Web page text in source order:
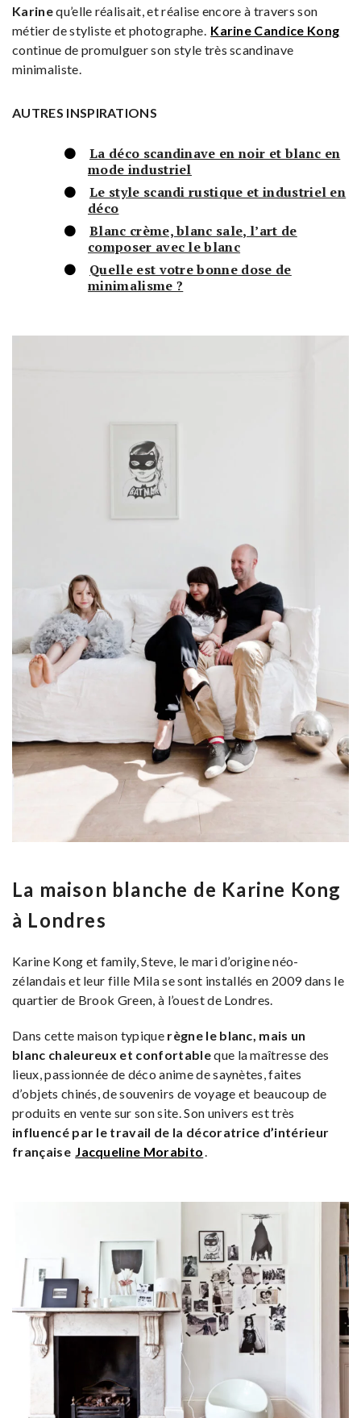
Karinequ’elle réalisait, et réalise encore à travers son
métier de styliste et photographe. Karine Candice Kong
continue de promulguer son style très scandinave
minimaliste.
AUTRES INSPIRATIONS
La déco scandinave en noir et blanc en
mode industriel
Le style scandi rustique et industriel en
déco
Blanc crème, blanc sale, l’art de
composer avec le blanc
Quelle est votre bonne dose de
minimalisme ?
La maison blanche de Karine Kong
à Londres
Karine Kong et family, Steve, le mari d’origine néo-
zélandais et leur fille Mila se sont installés en 2009 dans le
quartier de Brook Green, à l’ouest de Londres.
Dans cette maison typique règne le blanc, mais un
blanc chaleureux et confortableque la maîtresse des
lieux, passionnée de déco anime de saynètes, faites
d’objets chinés, de souvenirs de voyage et beaucoup de
produits en vente sur son site. Son univers est très
influencé par le travail de la décoratrice d’intérieur
française Jacqueline Morabito